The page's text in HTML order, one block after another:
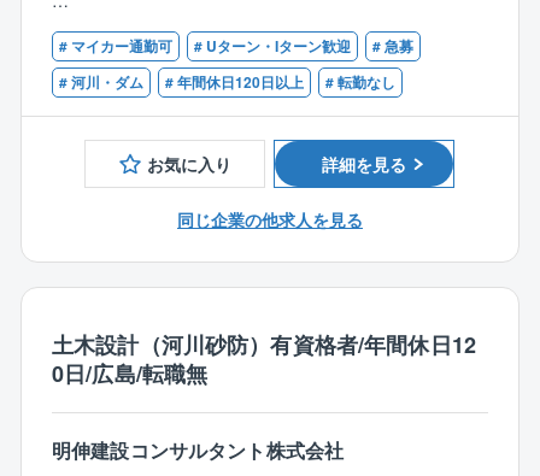
河川全体計画
内水解析
砂防堰堤
可動堰
渓流保全計画
不等流解析 など
完全週休2日制で各種手当・福利厚生も充実していま
す。ノー残業デーの設定や、時間単位有給の取得、育
児や介護における休暇取得など、柔軟な働き方に適応
本比率は7割以上と、財務基盤も非常に安定しているの
が特徴です。こうした背景から、平均勤続年数は比較
てきています。
【歓迎】
■技術士（補）（建設部門：河川、砂防及び海岸・海
洋）
■RCCM
■測量士（補）
■地質調査技士
■1級あるいは2級土木施工管理技士
# マイカー通勤可 # Uターン・Iターン歓迎
# 急募
# 河川・ダム
# 年間休日120日以上 # 転勤なし
お気に入り 詳細を見る
同じ企業の他求人を見る
土木設計（河川砂防）有資格者/年間休日12
0日/広島/転職無
明伸建設コンサルタント株式会社